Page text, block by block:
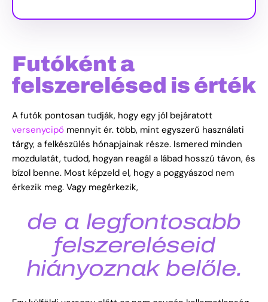
Futóként a
felszerelésed is érték
A futók pontosan tudják, hogy egy jól bejáratott
versenycipő mennyit ér. több, mint egyszerű használati
tárgy, a felkészülés hónapjainak része. Ismered minden
mozdulatát, tudod, hogyan reagál a lábad hosszú távon, és
bízol benne. Most képzeld el, hogy a poggyászod nem
érkezik meg. Vagy megérkezik,
de a legfontosabb
felszereléseid
hiányoznak belőle.